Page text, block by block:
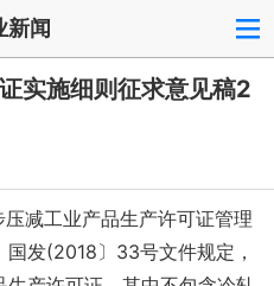
新闻
实施细则征求意见稿2
减工业产品生产许可证管理
发(2018〕33号文件规定，